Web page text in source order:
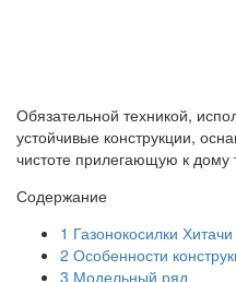
Обязательной техникой,
устойчивые конструкции,
чистоте прилегающую к дому
Содержание
1 Газонокосилки
2 Особенности
3 Модельный ряд